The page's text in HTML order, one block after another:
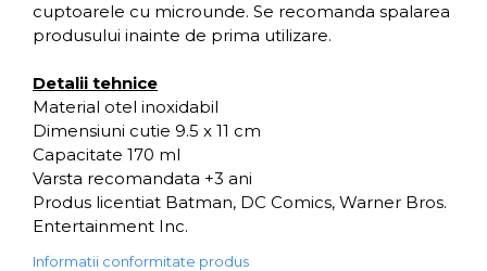
cuptoarele cu microunde. Se recomanda spalarea
produsului inainte de prima utilizare.
Detalii tehnice
Material otel inoxidabil
Dimensiuni cutie 9.5 x 11 cm
Capacitate 170 ml
Varsta recomandata +3 ani
Produs licentiat Batman, DC Comics, Warner Bros.
Entertainment Inc.
Informatii conformitate produs